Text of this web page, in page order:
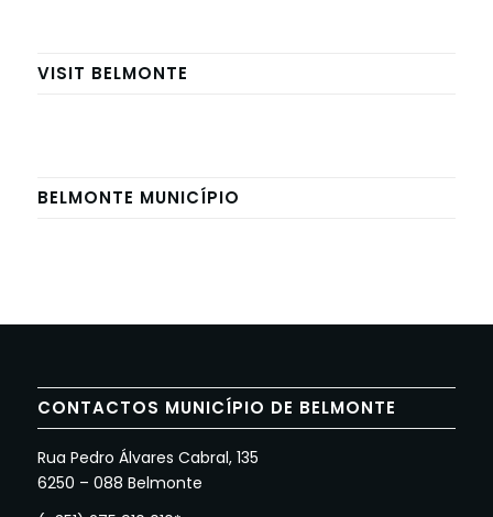
VISIT BELMONTE
BELMONTE MUNICÍPIO
CONTACTOS MUNICÍPIO DE BELMONTE
Rua Pedro Álvares Cabral, 135
6250 – 088 Belmonte